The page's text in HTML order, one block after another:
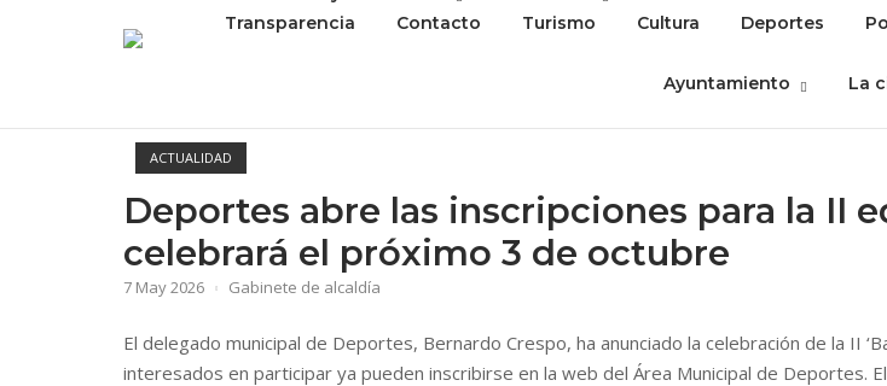
Transparencia
Contacto Turismo Cultura Deportes
Ayuntamiento La
ACTUALIDAD
Deportes abre las inscripciones para la II
celebrará el próximo 3 de octubre
7 May 2026 Gabinete de alcaldía
El delegado municipal de Deportes, Bernardo Crespo, ha anunciado la celebración de la II
interesados en participar ya pueden inscribirse en la web del Área Municipal de Deportes.